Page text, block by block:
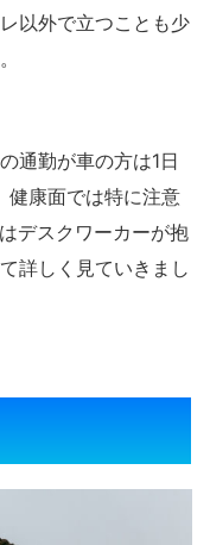
以外で立つことも少
通勤が車の方は1日
健康面では特に注意
デスクワーカーが抱
詳しく見ていきまし